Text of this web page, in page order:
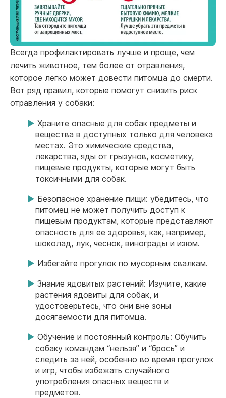
Всегда профилактировать лучше и проще, чем
лечить животное, тем более от отравления,
которое легко может довести питомца до смерти.
Вот ряд правил, которые помогут снизить риск
отравления у собаки:
Храните опасные для собак предметы и
вещества в доступных только для человека
местах. Это химические средства,
лекарства, яды от грызунов, косметику,
пищевые продукты, которые могут быть
токсичными для собак.
Безопасное хранение пищи: убедитесь, что
питомец не может получить доступ к
пищевым продуктам, которые представляют
опасность для ее здоровья, как, например,
шоколад, лук, чеснок, винограды и изюм.
Избегайте прогулок по мусорным свалкам.
Знание ядовитых растений: Изучите, какие
растения ядовиты для собак, и
удостоверьтесь, что они вне зоны
досягаемости для питомца.
Обучение и постоянный контроль: Обучить
собаку командам “нельзя” и “брось” и
следить за ней, особенно во время прогулок
и игр, чтобы избежать случайного
употребления опасных веществ и
предметов.